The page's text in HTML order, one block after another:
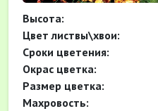
Высота:
Цвет листвы\хвои:
Cроки цветения:
Окрас цветка:
Размер цветка:
Махровость: